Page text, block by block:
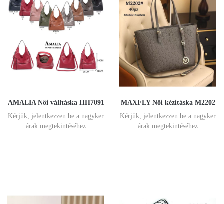
AMALIA Női válltáska HH7091
Kérjük, jelentkezzen be a nagyker
árak megtekintéséhez
MAXFLY Női kézitáska M2202
Kérjük, jelentkezzen be a nagyker
árak megtekintéséhez